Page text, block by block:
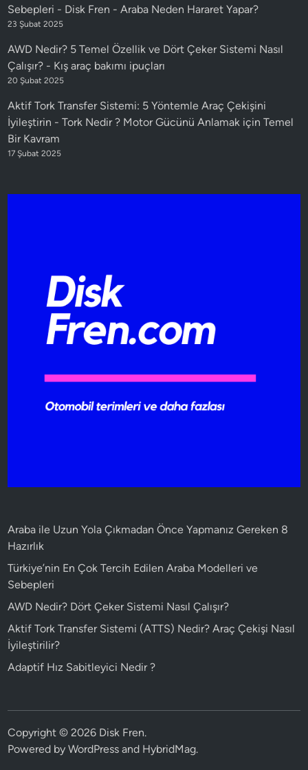
Sebepleri - Disk Fren -Araba Neden Hararet Yapar?
23 Şubat 2025
AWD Nedir? 5 Temel Özellik ve Dört Çeker Sistemi Nasıl
Çalışır? - Kış araç bakımı ipuçları
20 Şubat 2025
Aktif Tork Transfer Sistemi: 5 Yöntemle Araç Çekişini
İyileştirin -Tork Nedir ? Motor Gücünü Anlamak için Temel
Bir Kavram
17 Şubat 2025
Araba ile Uzun Yola Çıkmadan Önce Yapmanız Gereken 8
Hazırlık
Türkiye’nin En Çok Tercih Edilen Araba Modelleri ve
Sebepleri
AWD Nedir? Dört Çeker Sistemi Nasıl Çalışır?
Aktif Tork Transfer Sistemi (ATTS) Nedir? Araç Çekişi Nasıl
İyileştirilir?
Adaptif Hız Sabitleyici Nedir ?
Copyright © 2026 Disk Fren.
Powered byWordPress and HybridMag.